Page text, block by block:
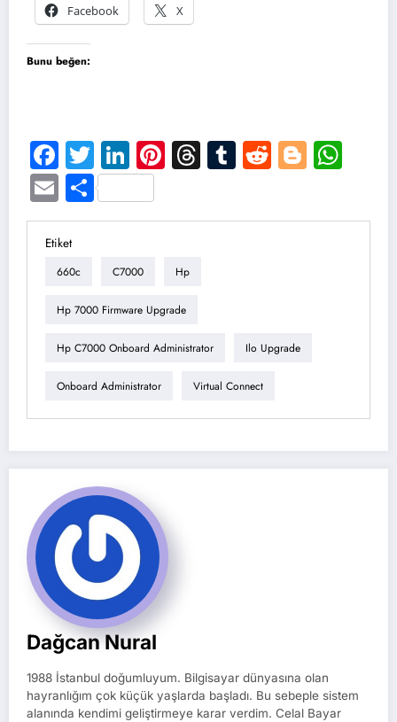
Facebook X
Bunu beğen:
Facebook
TwitterLinkedIn
Pinterest
Threads
Tumblr
Reddit
EmailShare
Etiket
660c C7000 Hp
Hp 7000 Firmware Upgrade
Hp C7000 Onboard Administrator Ilo Upgrade
Onboard Administrator Virtual Connect
Dağcan Nural
1988 İstanbul doğumluyum. Bilgisayar dünyasına olan
hayranlığım çok küçük yaşlarda başladı. Bu sebeple sistem
alanında kendimi geliştirmeye karar verdim. Celal Bayar